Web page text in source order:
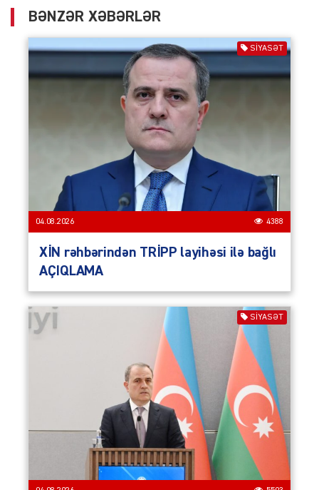
BƏNZƏR XƏBƏRLƏR
SIYASƏT
04.08.2026 4388
XİN rəhbərindən TRİPP layihəsi ilə bağlı
AÇIQLAMA
SIYASƏT